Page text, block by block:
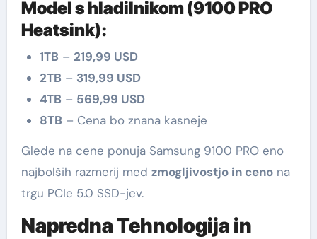
Model s hladilnikom (9100 PRO
Heatsink):
1TB – 219,99 USD
2TB – 319,99 USD
4TB – 569,99 USD
8TB – Cena bo znana kasneje
Glede na cene ponuja Samsung 9100 PRO eno
najbolših razmerij med zmogljivostjo in cenona
trgu PCIe 5.0 SSD-jev.
Napredna Tehnologija in